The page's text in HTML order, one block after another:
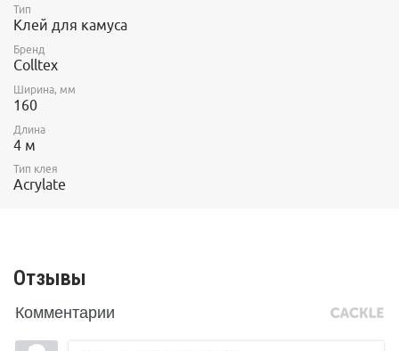
Тип
Клей для камуса
Бренд
Colltex
Ширина, мм
160
Длина
4 м
Тип клея
Acrylate
Отзывы
Комментарии